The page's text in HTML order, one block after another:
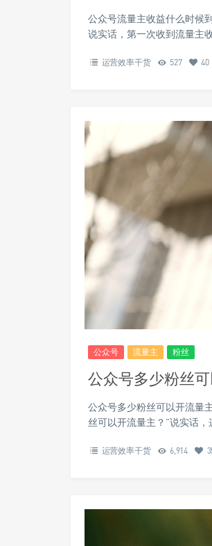
公众号流量主收益什么时候
说实话，第一次收到流量主
运营效率干货 527 40
公众号 流量主 粉丝
公众号多少粉丝
公众号多少粉丝可以开流量
丝可以开流量主？”说实话
运营效率干货 6,914